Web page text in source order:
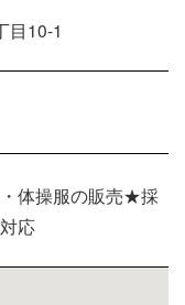
目10-1
体操服の販売★採
応